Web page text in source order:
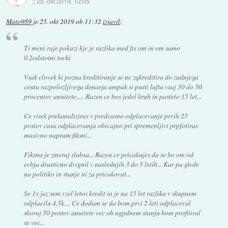
Mato989 je25. okt 2019 ob 11:32 izjavil:
Ti meni raje pokazi kje je razlika med fix om in om samo
0.2odstotni tocki
Vsak clovek ki pozna kreditiranje se ne zqkreditira do zadnjega
centa razpolozljivega denarja ampak si pusti lufta vsaj 30 do 50
procentov anuitete..... Razen ce bos jedel kruh in pasteto 15 let...
Ce visek prekanaliziras v predcasno odplacevanje prvih 25
postov casa odplacevanja obicajno pri spremenljivi prpfotiras
masivno napram fiksni...
Fiksna je zmeraj slabsa... Razen ce pricakujes da se bo om od
ecbja drasticno dvignil v naslednjih 3 do 5 letih... Kar pa glede
na politiko in stanje ni za pricakovat...
Se 1x jaz sem vzel letos kredit in je na 15 let razlika v skupnem
odplacilu 4.5k.... Ce dodam se da bom prvi 2 leti odplaceval
skoraj 50 postov anuitete vec ob ugpdnem stanju bom profitiral
se vec...